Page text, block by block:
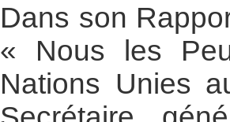
Dans son
« Nous les
Nations Unies